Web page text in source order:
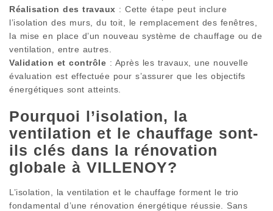
Réalisation des travaux : Cette étape peut inclure
l’isolation des murs, du toit, le remplacement des fenêtres,
la mise en place d’un nouveau système de chauffage ou de
ventilation, entre autres.
Validation et contrôle : Après les travaux, une nouvelle
évaluation est effectuée pour s’assurer que les objectifs
énergétiques sont atteints.
Pourquoi l’isolation, la
ventilation et le chauffage sont-
ils clés dans la rénovation
globale à VILLENOY?
L’isolation, la ventilation et le chauffage forment le trio
fondamental d’une rénovation énergétique réussie. Sans